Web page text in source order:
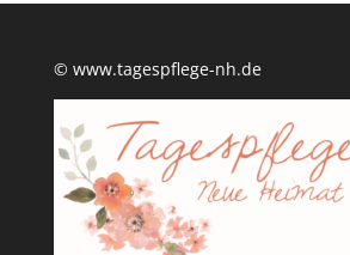
© www.tagespflege-nh.de